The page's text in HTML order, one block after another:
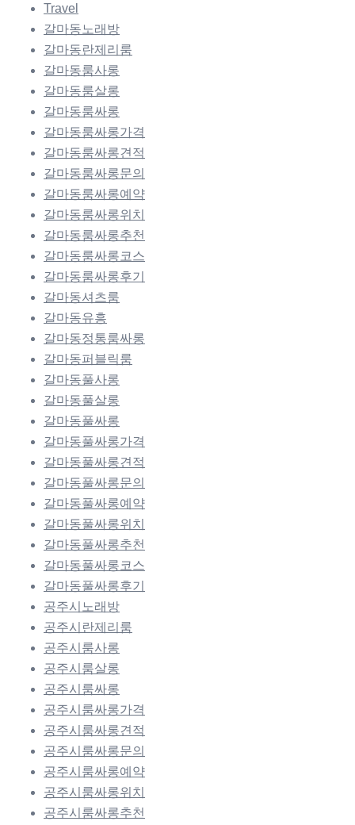
Travel
갈마동노래방
갈마동란제리룸
갈마동룸사롱
갈마동룸살롱
갈마동룸싸롱
갈마동룸싸롱가격
갈마동룸싸롱견적
갈마동룸싸롱문의
갈마동룸싸롱예약
갈마동룸싸롱위치
갈마동룸싸롱추천
갈마동룸싸롱코스
갈마동룸싸롱후기
갈마동셔츠룸
갈마동유흥
갈마동정통룸싸롱
갈마동퍼블릭룸
갈마동풀사롱
갈마동풀살롱
갈마동풀싸롱
갈마동풀싸롱가격
갈마동풀싸롱견적
갈마동풀싸롱문의
갈마동풀싸롱예약
갈마동풀싸롱위치
갈마동풀싸롱추천
갈마동풀싸롱코스
갈마동풀싸롱후기
공주시노래방
공주시란제리룸
공주시룸사롱
공주시룸살롱
공주시룸싸롱
공주시룸싸롱가격
공주시룸싸롱견적
공주시룸싸롱문의
공주시룸싸롱예약
공주시룸싸롱위치
공주시룸싸롱추천